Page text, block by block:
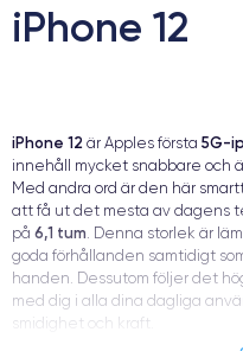
iPhone 12
iPhone 12 är Apples första 5G-
innehåll mycket snabbare och
Med andra ord är den här
att få ut det mesta av dagens
på 6,1 tum. Denna storlek är
goda förhållanden samtidigt
handen. Dessutom följer det
med dig i alla dina dagliga
smidighet och kraft.